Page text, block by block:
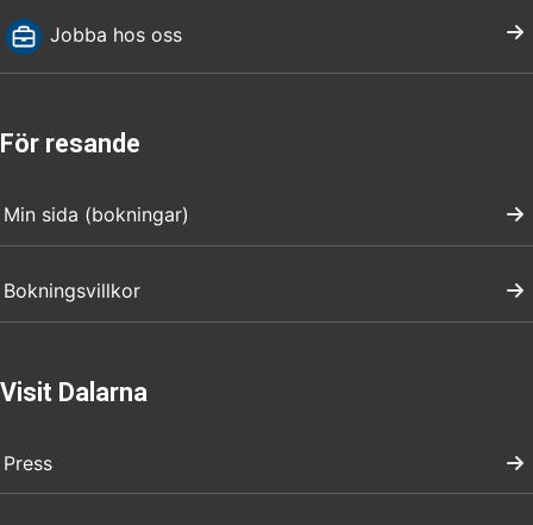
Jobba hos oss
För resande
Min sida (bokningar)
Bokningsvillkor
Visit Dalarna
Press